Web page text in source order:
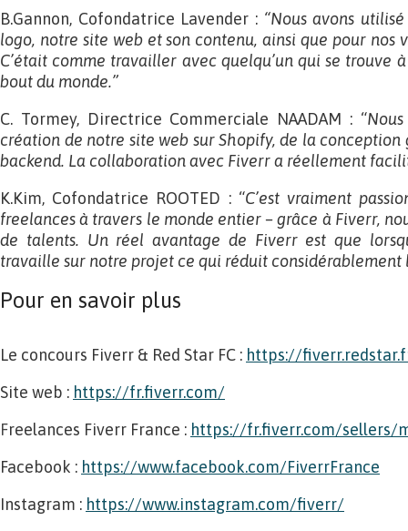
B.Gannon, Cofondatrice Lavender : “Nous avons
logo, notre site web et son contenu, ainsi que pour nos
C’était comme travailler avec quelqu’un qui se trouve
bout du monde.”
C. Tormey, Directrice Commerciale NAADAM : “
création de notre site web sur Shopify, de la
backend. La collaboration avec Fiverr a réellement
K.Kim, Cofondatrice ROOTED : “C’est vraiment
freelances à travers le monde entier – grâce à Fiverr,
de talents. Un réel avantage de Fiverr est que
travaille sur notre projet ce qui réduit considérablement
Pour en savoir plus
Le concours Fiverr & Red Star FC : https://
Site web : https://fr.fiverr.com/
Freelances Fiverr France : https://fr.fiverr.com/sellers/
Facebook : https://www.facebook.com/FiverrFrance
Instagram : https://www.instagram.com/fiverr/